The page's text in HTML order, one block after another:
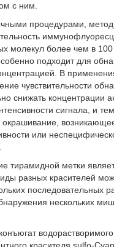
с ним.
процедурами, метод
молекул более чем в 100
подходит для
В
чувствительности
снижать концентрации
сигнала, и
или
тирамидной метки
разных красителей
последовательных
нескольких